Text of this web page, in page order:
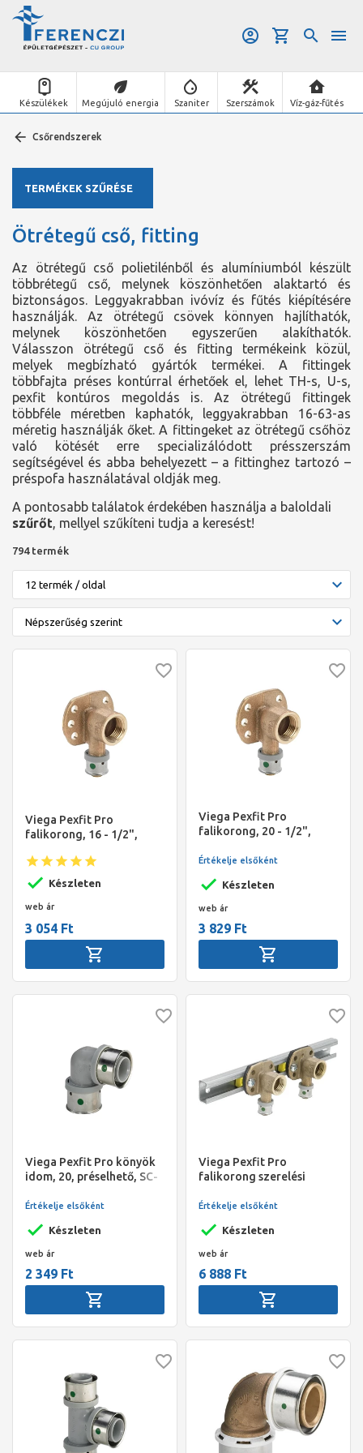
Készülékek Megújuló energia Szaniter Szerszámok Víz-gáz-fűtés
Csőrendszerek
Ötrétegű cső, fitting
Az ötrétegű cső polietilénből és alumíniumból készült
többrétegű cső, melynek köszönhetően alaktartó és
biztonságos. Leggyakrabban ivóvíz és fűtés kiépítésére
használják. Az ötrétegű csövek könnyen hajlíthatók,
melynek köszönhetően egyszerűen alakíthatók.
Válasszon ötrétegű cső és fitting termékeink közül,
melyek megbízható gyártók termékei. A fittingek
többfajta préses kontúrral érhetőek el, lehet TH-s, U-s,
pexfit kontúros megoldás is. Az ötrétegű fittingek
többféle méretben kaphatók, leggyakrabban 16-63-as
méretig használják őket. A fittingeket az ötrétegű csőhöz
való kötését erre specializálódott présszerszám
segítségével és abba behelyezett – a fittinghez tartozó –
préspofa használatával oldják meg.
A pontosabb találatok érdekében használja a baloldali
szűrőt, mellyel szűkíteni tudja a keresést!
794 termék
Viega Pexfit Pro
falikorong, 16 - 1/2",
vörösöntvény
Készleten
web ár
3 054 Ft
Viega Pexfit Pro
falikorong, 20 - 1/2",
vörösöntvény
Készleten
Értékelje elsőként
web ár
3 829 Ft
Viega Pexfit Pro könyök
idom, 20, préselhető, SC-
Készleten
Értékelje elsőként
web ár
2 349 Ft
Viega Pexfit Pro
falikorong szerelési
1/2", préselhető, SC-
Készleten
Értékelje elsőként
web ár
6 888 Ft
TERMÉKEK SZŰRÉSE